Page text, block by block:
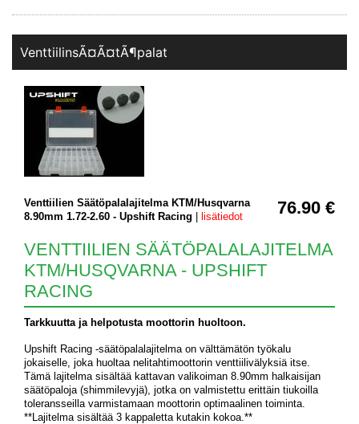
VenttiilinsÃ¤Ã¤tÃ¶palat
76.90 €
Venttiilien Säätöpalalajitelma KTM/Husqvarna
8.90mm 1.72-2.60 - Upshift Racing
lisätiedot
VENTTIILIEN SÄÄTÖPALALAJITELMA
KTM/HUSQVARNA - UPSHIFT
RACING
Tarkkuutta ja helpotusta moottorin huoltoon.
Upshift Racing -säätöpalalajitelma on välttämätön työkalu
jokaiselle, joka huoltaa nelitahtimoottorin venttiilivälyksiä itse.
Tämä lajitelma sisältää kattavan valikoiman 8.90mm halkaisijan
säätöpaloja (shimmilevyjä), jotka on valmistettu erittäin tiukoilla
toleransseilla varmistamaan moottorin optimaalinen toiminta.
**Lajitelma sisältää 3 kappaletta kutakin kokoa.**